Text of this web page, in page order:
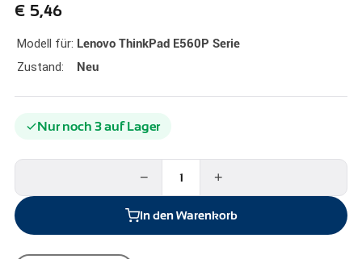
€ 5,46
Modell für: Lenovo ThinkPad E560P Serie
Zustand:
Neu
Nur noch 3 auf Lager
− +
In den Warenkorb